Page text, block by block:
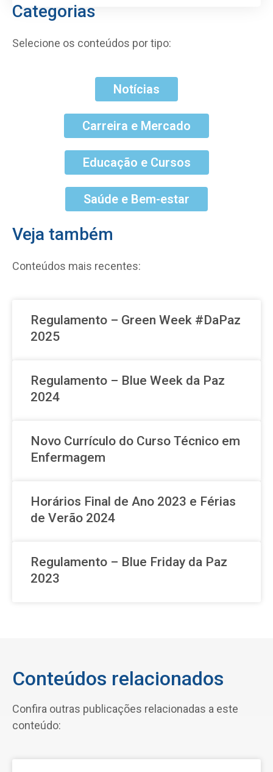
Categorias
Selecione os conteúdos por tipo:
Notícias
Carreira e Mercado
Educação e Cursos
Saúde e Bem-estar
Veja também
Conteúdos mais recentes:
Regulamento – Green Week #DaPaz
2025
Regulamento – Blue Week da Paz
2024
Novo Currículo do Curso Técnico em
Enfermagem
Horários Final de Ano 2023 e Férias
de Verão 2024
Regulamento – Blue Friday da Paz
2023
Conteúdos relacionados
Confira outras publicações relacionadas a este
conteúdo: